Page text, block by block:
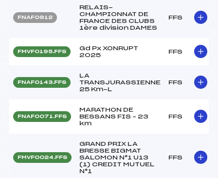
FNAF0912
RELAIS-
CHAMPIONNAT DE
FRANCE DES CLUBS
1ère division DAMES
FFS
FMVF0195.FFS
Gd Px XONRUPT
2025
FFS
FNAF0143.FFS
LA
TRANSJURASSIENNE
25 Km-L
FFS
FNAF0071.FFS
MARATHON DE
BESSANS FIS – 23
km
FFS
FMVF0024.FFS
GRAND PRIX LA
BRESSE BIGMAT
SALOMON N°1 U13
(1) CREDIT MUTUEL
N°1
FFS